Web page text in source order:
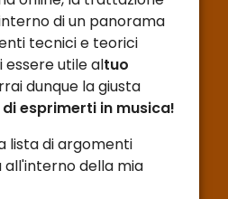
di un panorama
tecnici e teorici
essere utile altuo
dunque la giusta
esprimerti in musica!
lista di argomenti
della mia